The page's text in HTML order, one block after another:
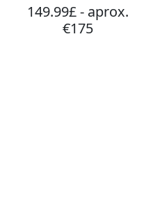
149.99£ - aprox.
€175